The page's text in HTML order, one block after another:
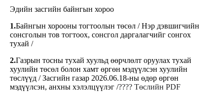
Эдийн засгийн байнгын хороо
1.Байнгын хорооны тогтоолын төсөл / Нэр дэвшигчийн
сонсголын тов тогтоох, сонсгол даргалагчийг сонгох
тухай /
2.Газрын тосны тухай хуульд өөрчлөлт оруулах тухай
хуулийн төсөл болон хамт өргөн мэдүүлсэн хуулийн
төслүүд / Засгийн газар 2026.06.18-ны өдөр өргөн
мэдүүлсэн, анхны хэлэлцүүлэг /???? Төслийн PDF